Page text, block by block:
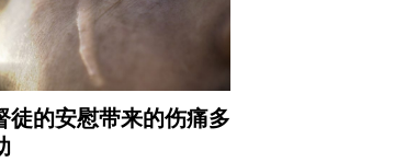
徒的安慰带来的伤痛多